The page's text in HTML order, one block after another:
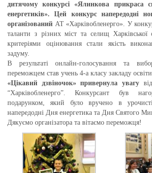
дитячому конкурсі «Ялинкова прикраса
енергетиків». Цей конкурс напередодні
організований АТ «Харківобленерго». У
таланти з різних міст та селищ Харківської
критеріями оцінювання стали якість
задуму.
В результаті онлайн-голосування та
переможцем став учень 4-а класу закладу освіти
«Цікавий дзвіночок» привернула увагу
“Харківобленерго”. Конкурсант був
подарунком, який було вручено в
напередодні Дня енергетика та Дня Святого
Дякуємо організатора та вітаємо переможця!